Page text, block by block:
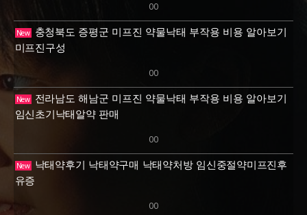
00
New충청북도 증평군 미프진 약물낙태 부작용 비용 알아보기
미­프진구성
00
New전라남도 해남군 미프진 약물낙태 부작용 비용 알아보기
임신초기낙­태알약 판매
00
New낙태약후기 낙태약구매 낙태약처방 임신중절약미프진후
유증
00